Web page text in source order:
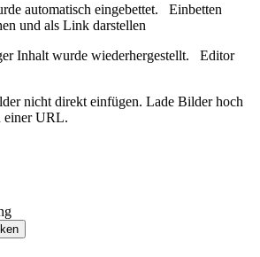
automatisch eingebettet. Einbetten
und als Link darstellen
Inhalt wurde wiederhergestellt. Editor
nicht direkt einfügen. Lade Bilder hoch
einer URL.